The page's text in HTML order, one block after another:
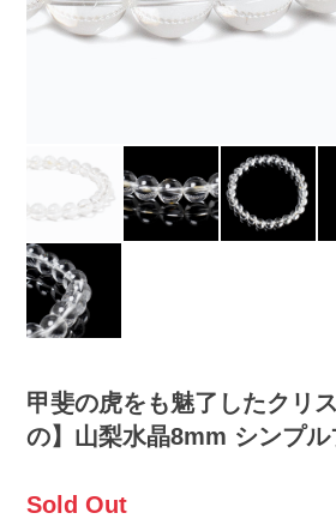
甲斐の虎をも魅了したクリ
の】山梨水晶8mm シンプル
Sold Out